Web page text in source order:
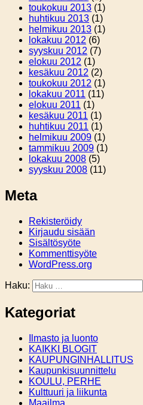
toukokuu 2013 (1)
huhtikuu 2013 (1)
helmikuu 2013 (1)
lokakuu 2012 (6)
syyskuu 2012 (7)
elokuu 2012 (1)
kesäkuu 2012 (2)
toukokuu 2012 (1)
lokakuu 2011 (11)
elokuu 2011 (1)
kesäkuu 2011 (1)
huhtikuu 2011 (1)
helmikuu 2009 (1)
tammikuu 2009 (1)
lokakuu 2008 (5)
syyskuu 2008 (11)
Meta
Rekisteröidy
Kirjaudu sisään
Sisältösyöte
Kommenttisyöte
WordPress.org
Haku:
Kategoriat
Ilmasto ja luonto
KAIKKI BLOGIT
KAUPUNGINHALLITUS
Kaupunkisuunnittelu
KOULU, PERHE
Kulttuuri ja liikunta
Maailma